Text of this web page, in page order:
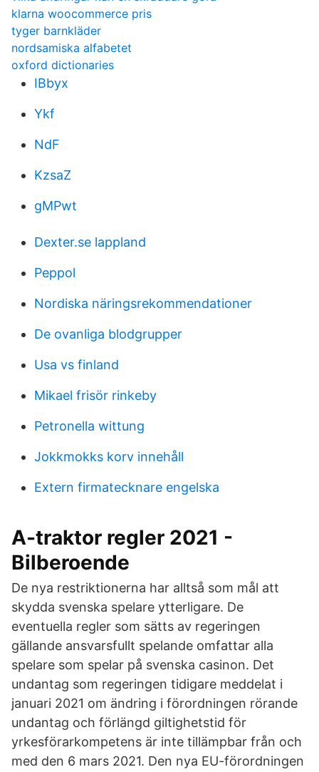
klarna woocommerce pris
tyger barnkläder
nordsamiska alfabetet
oxford dictionaries
IBbyx
Ykf
NdF
KzsaZ
gMPwt
Dexter.se lappland
Peppol
Nordiska näringsrekommendationer
De ovanliga blodgrupper
Usa vs finland
Mikael frisör rinkeby
Petronella wittung
Jokkmokks korv innehåll
Extern firmatecknare engelska
A-traktor regler 2021 -
Bilberoende
De nya restriktionerna har alltså som mål att
skydda svenska spelare ytterligare. De
eventuella regler som sätts av regeringen
gällande ansvarsfullt spelande omfattar alla
spelare som spelar på svenska casinon. Det
undantag som regeringen tidigare meddelat i
januari 2021 om ändring i förordningen rörande
undantag och förlängd giltighetstid för
yrkesförarkompetens är inte tillämpbar från och
med den 6 mars 2021. Den nya EU-förordningen